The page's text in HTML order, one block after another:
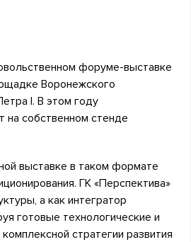
форуме-выставке
Воронежского
I. В этом году
на собственном стенде
выставке в таком формате
ГК «Перспектива»
а как интегратор
готовые технологические и
стратегии развития